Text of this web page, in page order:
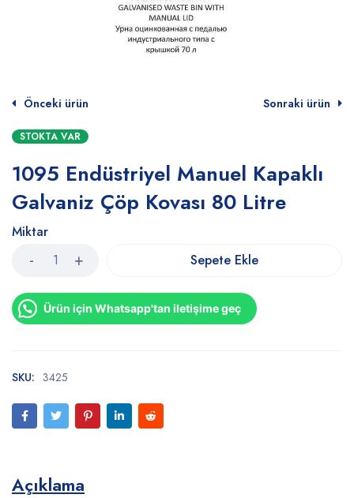
Önceki ürün Sonraki ürün
STOKTA VAR
1095 Endüstriyel Manuel Kapaklı
Galvaniz Çöp Kovası 80 Litre
Miktar
Sepete Ekle
Ürün için Whatsapp'tan iletişime geç
SKU: 3425
Açıklama